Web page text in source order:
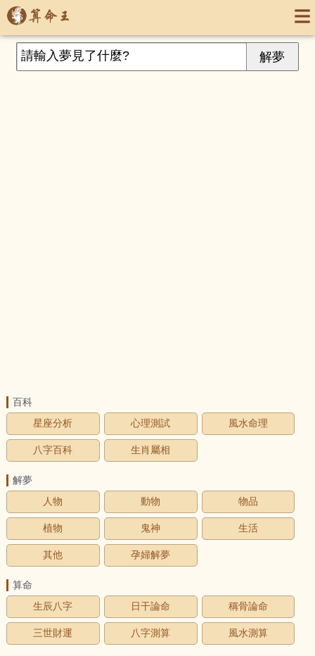
百科
星座分析
心理測試 風水命理
八字百科 生肖屬相
解夢
人物
動物 物品
植物 鬼神 生活
其他 孕婦解夢
算命
生辰八字
日干論命 稱骨論命
三世財運 八字測算 風水測算